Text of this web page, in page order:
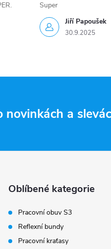
Jiří Papoušek
30.9.2025
Super
novinkách a
Oblíbené kategorie
Pracovní obuv S3
Reflexní bundy
Pracovní kraťasy